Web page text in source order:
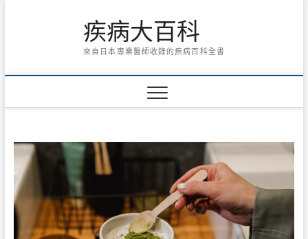
疾病大百科
來自日本專業醫師收錄的疾病百科全書